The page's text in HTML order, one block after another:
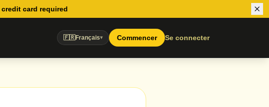
card required
🇫🇷Français▾ Commencer Se connecter